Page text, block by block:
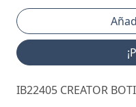
IB22405 CREATOR